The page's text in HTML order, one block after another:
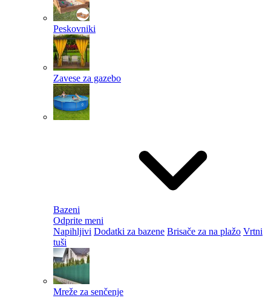
Peskovniki
Zavese za gazebo
Bazeni
Odprite meni
Napihljivi Dodatki za bazene Brisače za na plažo Vrtni
tuši
Mreže za senčenje